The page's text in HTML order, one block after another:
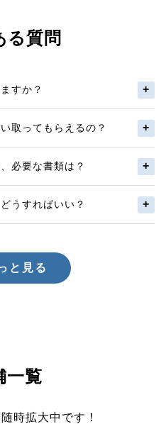
る質問
すか？
取ってもらえるの？
必要な書類は？
うすればいい？
と見る
一覧
時拡大中です！